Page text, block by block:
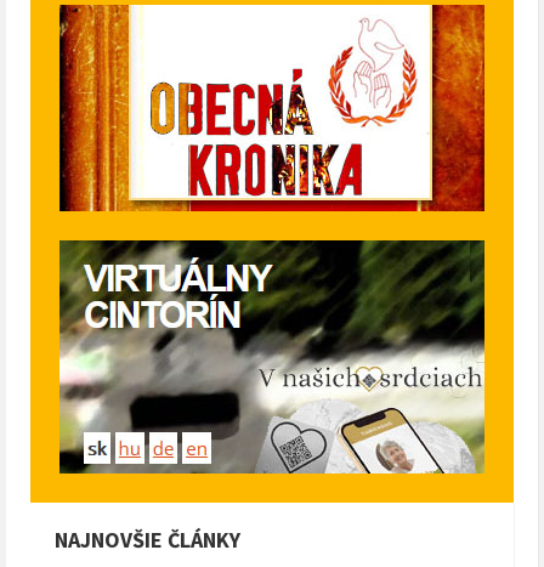
NAJNOVŠIE ČLÁNKY